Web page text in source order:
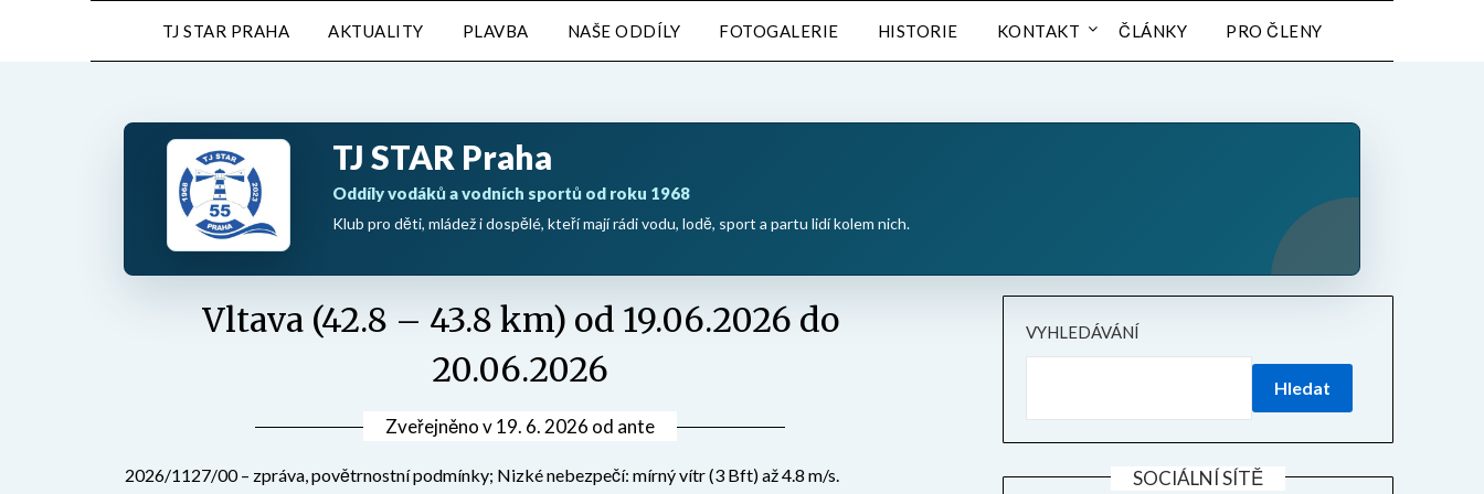
TJ STAR PRAHA AKTUALITY PLAVBA NAŠE ODDÍLY FOTOGALERIE HISTORIE KONTAKT ČLÁNKY PRO ČLENY
TJ STAR Praha
Oddíly vodáků a vodních sportů od roku 1968
Klub pro děti, mládež i dospělé, kteří mají rádi vodu, lodě, sport a partu lidí kolem nich.
Vltava (42.8 – 43.8 km) od 19.06.2026 do
20.06.2026
Zveřejněno v19. 6. 2026 od ante
2026/1127/00 – zpráva, povětrnostní podmínky; Nizké nebezpečí: mírný vítr (3 Bft) až 4.8 m/s.
VYHLEDÁVÁNÍ
Hledat
SOCIÁLNÍ SÍTĚ